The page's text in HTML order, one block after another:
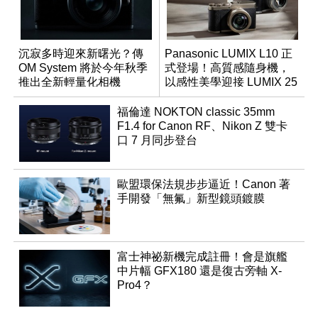
沉寂多時迎來新曙光？傳
OM System 將於今年秋季
推出全新輕量化相機
Panasonic LUMIX L10 正
式登場！高質感隨身機，
以感性美學迎接 LUMIX 25
週年
福倫達 NOKTON classic 35mm
F1.4 for Canon RF、Nikon Z 雙卡
口 7 月同步登台
歐盟環保法規步步逼近！Canon 著
手開發「無氟」新型鏡頭鍍膜
富士神祕新機完成註冊！會是旗艦
中片幅 GFX180 還是復古旁軸 X-
Pro4？